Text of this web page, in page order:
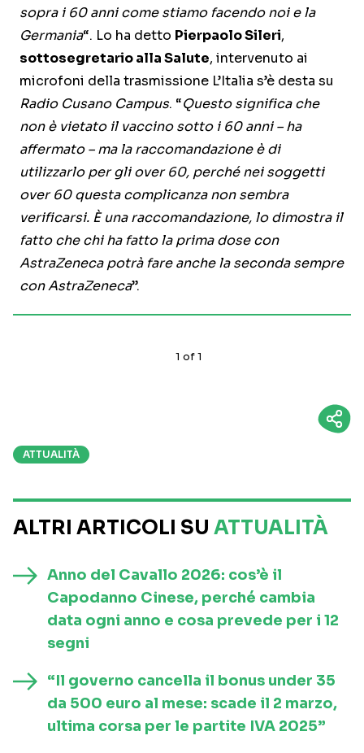
sopra i 60 anni come stiamo facendo noi e la
Germania“. Lo ha detto Pierpaolo Sileri,
sottosegretario alla Salute, intervenuto ai
microfoni della trasmissione L’Italia s’è desta su
Radio Cusano Campus. “Questo significa che
non è vietato il vaccino sotto i 60 anni – ha
affermato – ma la raccomandazione è di
utilizzarlo per gli over 60, perché nei soggetti
over 60 questa complicanza non sembra
verificarsi. È una raccomandazione, lo dimostra il
fatto che chi ha fatto la prima dose con
AstraZeneca potrà fare anche la seconda sempre
con AstraZeneca”.
1 of1
ATTUALITÀ
ALTRI ARTICOLI SU ATTUALITÀ
Anno del Cavallo 2026: cos’è il
Capodanno Cinese, perché cambia
data ogni anno e cosa prevede per i 12
segni
“Il governo cancella il bonus under 35
da 500 euro al mese: scade il 2 marzo,
ultima corsa per le partite IVA 2025”